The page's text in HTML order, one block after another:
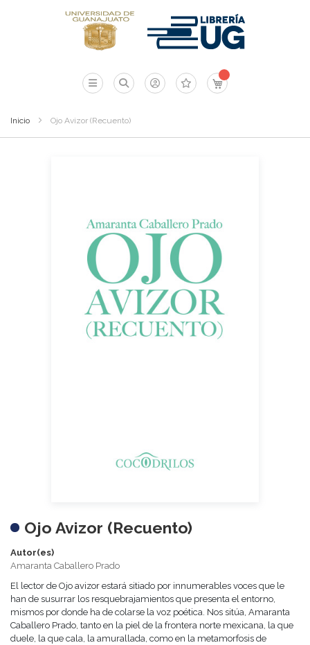
Mi carrito
Inicio Ojo Avizor (Recuento)
Ojo Avizor (Recuento)
Autor(es)
Amaranta Caballero Prado
El lector de Ojo avizor estará sitiado por innumerables voces que le
han de susurrar los resquebrajamientos que presenta el entorno,
mismos por donde ha de colarse la voz poética. Nos sitúa, Amaranta
Caballero Prado, tanto en la piel de la frontera norte mexicana, la que
duele, la que cala, la amurallada, como en la metamorfosis de